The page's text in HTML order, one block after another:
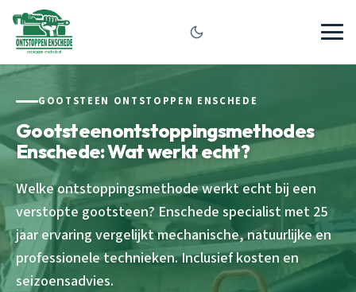
GOOTSTEEN ONTSTOPPEN ENSCHEDE
Gootsteenontstoppingsmethodes
Enschede: Wat werkt echt?
Welke ontstoppingsmethode werkt echt bij een
verstopte gootsteen? Enschede specialist met 25
jaar ervaring vergelijkt mechanische, natuurlijke en
professionele technieken. Inclusief kosten en
seizoensadvies.